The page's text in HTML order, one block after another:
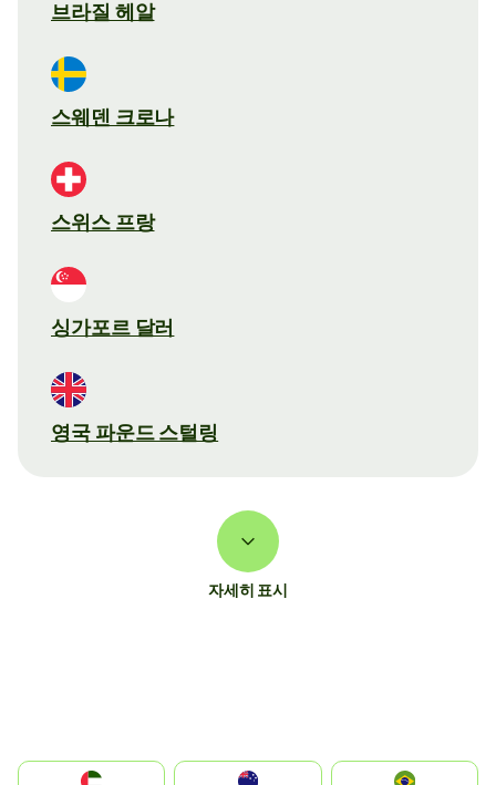
브라질 헤알
스웨덴 크로나
스위스 프랑
싱가포르 달러
영국 파운드 스털링
자세히 표시